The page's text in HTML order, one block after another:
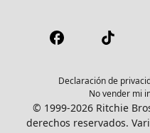
Declaración de
No vender mi
© 1999-2026 Ritchie
derechos reservados.